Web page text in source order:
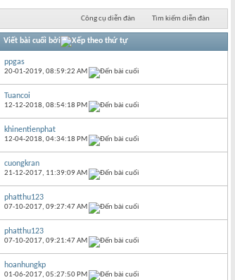
Công cụ diễn đàn Tìm kiếm diễn đàn
Viết bài cuối bởi
ppgas
20-01-2019,08:59:22 AM
Tuancoi
12-12-2018,08:54:18 PM
khinentienphat
12-04-2018,04:34:18 PM
cuongkran
21-12-2017, 11:39:09 AM
phatthu123
07-10-2017,09:27:47 AM
phatthu123
07-10-2017,09:21:47 AM
hoanhungkp
01-06-2017,05:27:50 PM